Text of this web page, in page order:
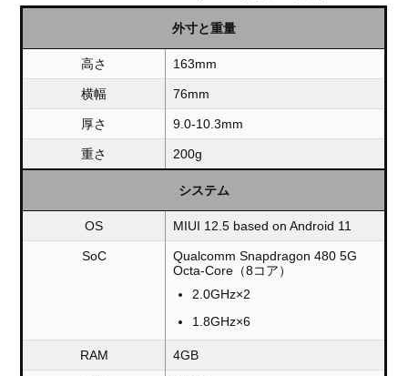
外寸と重量
高さ 163mm
横幅 76mm
厚さ 9.0-10.3mm
重さ 200g
システム
OS MIUI 12.5 based on Android 11
SoC
Qualcomm Snapdragon 480 5G
Octa-Core（8コア）
2.0GHz×2
1.8GHz×6
RAM 4GB